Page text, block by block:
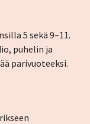
5 sekä 9–11.
puhelin ja
parivuoteeksi.